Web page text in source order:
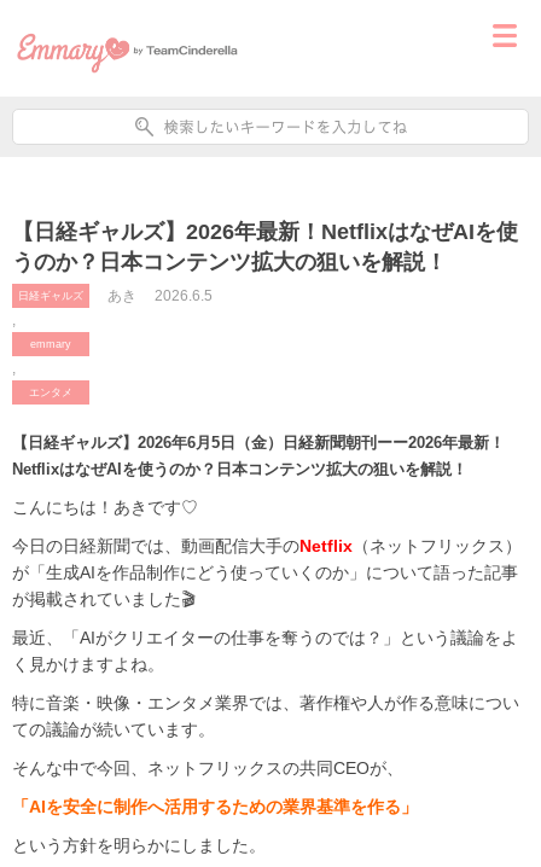
【日経ギャルズ】2026年最新！NetflixはなぜAIを使
うのか？日本コンテンツ拡大の狙いを解説！
日経ギャルズ
,
emmary
,
エンタメ
あき 2026.6.5
【日経ギャルズ】2026年6月5日（金）日経新聞朝刊ーー2026年最新！
NetflixはなぜAIを使うのか？日本コンテンツ拡大の狙いを解説！
こんにちは！あきです♡
今日の日経新聞では、動画配信大手のNetflix （ネットフリックス）
が「生成AIを作品制作にどう使っていくのか」について語った記事
が掲載されていました🎬
最近、「AIがクリエイターの仕事を奪うのでは？」という議論をよ
く見かけますよね。
特に音楽・映像・エンタメ業界では、著作権や人が作る意味につい
ての議論が続いています。
そんな中で今回、ネットフリックスの共同CEOが、
「AIを安全に制作へ活用するための業界基準を作る」
という方針を明らかにしました。